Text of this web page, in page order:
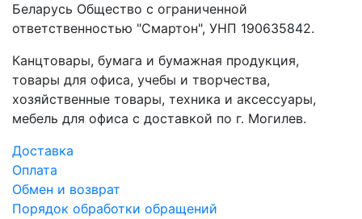
Беларусь Общество с ограниченной
ответственностью "Смартон", УНП 190635842.
Канцтовары, бумага и бумажная продукция,
товары для офиса, учебы и творчества,
хозяйственные товары, техника и аксессуары,
мебель для офиса с доставкой по г. Могилев.
Доставка
Оплата
Обмен и возврат
Порядок обработки обращений